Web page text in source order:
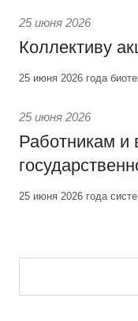
25 июня 2026
Коллективу
25 июня 2026 года
25 июня 2026
Работникам и
25 июня 2026 года